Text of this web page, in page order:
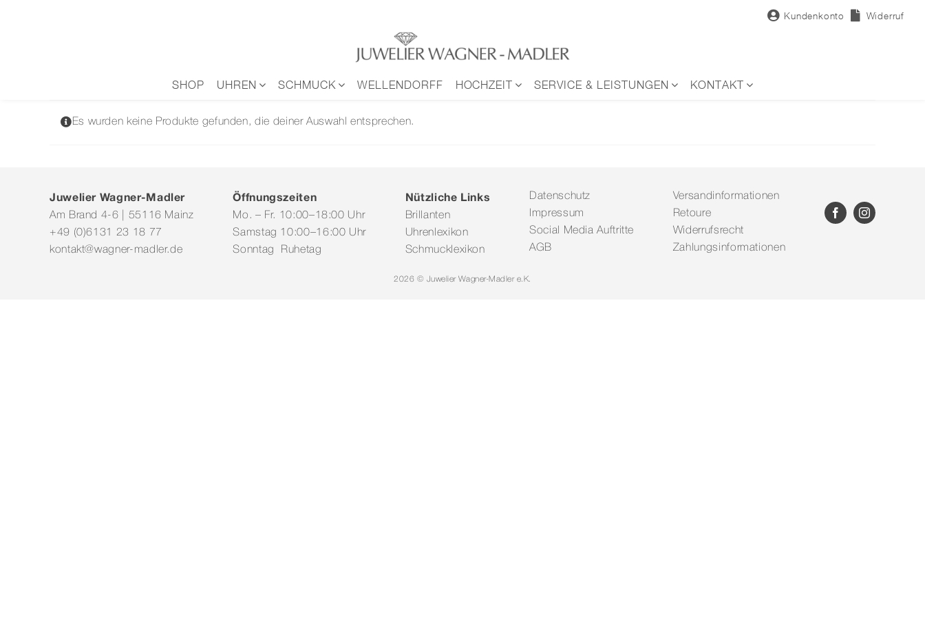
Kundenkonto Widerruf
SHOP UHREN SCHMUCK WELLENDORFF HOCHZEIT SERVICE & LEISTUNGEN KONTAKT
Es wurden keine Produkte gefunden, die deiner Auswahl entsprechen.
Juwelier Wagner-Madler
Am Brand 4-6 | 55116 Mainz
+49 (0)6131 23 18 77
kontakt@wagner-madler.de
Öffnungszeiten
Mo. – Fr. 10:00–18:00 Uhr
Samstag 10:00–16:00 Uhr
Sonntag Ruhetag
Nützliche Links
Brillanten
Uhrenlexikon
Schmucklexikon
Datenschutz
Impressum
Social Media Auftritte
AGB
Versandinformationen
Retoure
Widerrufsrecht
Zahlungsinformationen
2026 © Juwelier Wagner-Madler e.K.